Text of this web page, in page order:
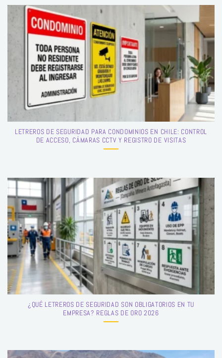
LETREROS DE SEGURIDAD PARA CONDOMINIOS EN CHILE: CONTROL
DE ACCESO, CÁMARAS CCTV Y REGISTRO DE VISITAS
¿QUÉ LETREROS DE SEGURIDAD SON OBLIGATORIOS EN TU
EMPRESA? REGLAS DE ORO 2026